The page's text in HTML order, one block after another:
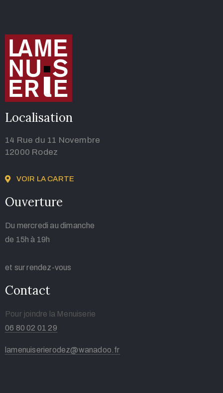
Localisation
14 Rue du 11 Novembre
12000 Rodez
VOIR LA CARTE
Ouverture
Du mercredi au dimanche
de 15h à 19h
et sur rendez-vous
Contact
Pour joindre la Menuiserie
06 80 02 01 29
lamenuiserierodez@wanadoo.fr